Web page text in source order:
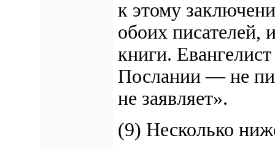
к этому
обоих писателей,
книги.
Послании — не
не заявляет».
(9) Несколько